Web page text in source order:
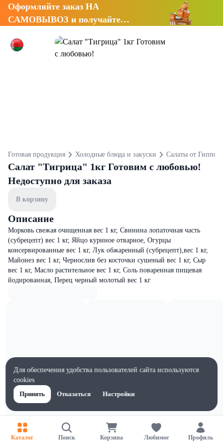
Оформляйте заказ НА
САМОВЫВОЗ и получайте
Готовая продукция Холодные блюда и закуски Салаты от Гиппо
Салат "Тигрица" 1кг Готовим с любовью!
Недоступно для заказа
В корзину
Описание
Морковь свежая очищенная вес 1 кг, Свинина лопаточная часть
(субрецепт) вес 1 кг, Яйцо куриное отварное, Огурцы
консервированные вес 1 кг, Лук обжаренный (субрецепт),вес 1 кг,
Майонез вес 1 кг, Чернослив без косточки сушеный вес 1 кг, Сыр
вес 1 кг, Масло растительное вес 1 кг, Соль поваренная пищевая
йодированная, Перец черный молотый вес 1 кг
Каталог Поиск Корзина Любимое Профиль
Для обеспечения удобства пользователей сайта используются
cookies
Принять
Отказаться Настройки